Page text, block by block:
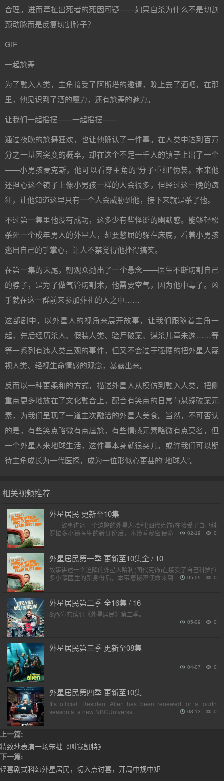
合理。进而牵扯出死者的死因可疑——如果自杀为什么不是切割
颈动脉而是反复切割脖子？
GIF
一起尬舞
为了融入人类，主角接受了阿斯塔的邀请，晚上去了酒吧，在那
里，他见识到了酒的魔力，还有尬舞的魅力。
让我们一起摇摆——一起摇摆——
通过夜晚的尬舞狂欢，也让他确认了一件事。在人类中达到百万
分之一基因突变的概率，却在这个不足一千人的镇子上出了一个
——小男孩麦克斯，他可以看穿主角的“分子重组”伪装。本来他
还担心这个镇子上像小男孩一样的人会很多，但经过这一晚的疯
狂，让他知道这里只有一个人会威胁到他，接下来就是杀了他。
不过第一集里他没有成功，这多少有些怪诞的幽默感。能够轻松
杀死一个成年男人的外星人，却要憋屈的躲在床底，看着小男孩
逃出自己的手掌心，让人不禁觉得他挫得搞笑。
在第一集的末尾，朝观众抛出了一个悬念——医生不断切割自己
的脖子，是为了做气管切割术，他需要空气，因为他中毒了。凶
手就在这一群前来参加葬礼的人之中……
这部剧中，以外星人的视角来展开故事，让我们跟随着主角一
起，先后经历杀人、假装人类、验尸破案、谋杀儿童未遂……等
等一系列有违人类三观的事件，但又不会过于强硬的把外星人蔑
视人类、轻视生命情感的观念，暴露出来。
反而以一种更柔和的方式，描述外星人从模仿到融入人类，把侧
重点更多地放在了文化融合上，配合有笑点的日常与悬疑破案元
素，为我们呈现了一道主次融洽的外星人美食。当然，不可否认
的是，有些笑点略微有点尴尬，有些情感元素略微有点莫名，但
一个外星人来地球生活，这件事本身就很突兀，或许我们可以期
待主角成长为一代医探，成为一位形似心更甚的“地球人”。
相关视频推荐
外星居民 更新至10集
故事讲述一个迫降的外星人哈利(图代克饰)在接受了自己科
罗拉多小镇医生的新身份后，本带着秘密使命来到地球的他，
0
02-19
外星居民第一季 更新至10集全 / 10
故事讲述一个迫降的外星人哈利(图代克饰)在接受了自己科罗拉
多小镇医生的新身份后，本带着秘密使命来到地球的他，最终
0
05-09
外星居民第二季 全16集 / 16
Syfy宣布续订《外星居民》第二季。
0
05-09
外星居民第三季 更新至08集
0
04-07
外星居民第四季 更新至10集
It’s official: Resident Alien has been renewed for a fourth
season at a new NBCUniversa..
0
08-13
上一篇:
精致地表演一场笨拙《叫我凯特》
下一篇:
轻喜剧式科幻外星居民，切入点讨喜，开局中规中矩